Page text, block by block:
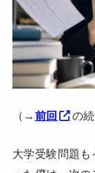
（→ 前回 の続
大学受験問題